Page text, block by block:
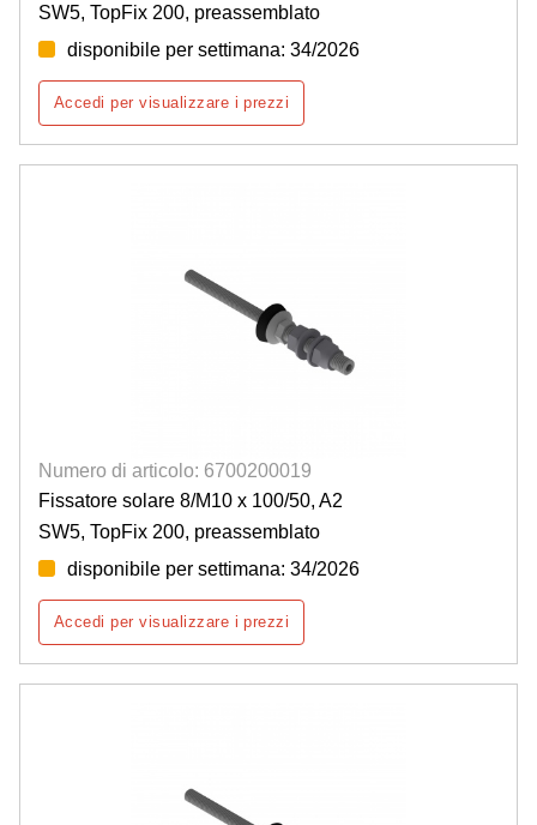
SW5, TopFix 200, preassemblato
disponibile per settimana: 34/2026
Accedi per visualizzare i prezzi
Numero di articolo: 6700200019
Fissatore solare 8/M10 x 100/50, A2
SW5, TopFix 200, preassemblato
disponibile per settimana: 34/2026
Accedi per visualizzare i prezzi